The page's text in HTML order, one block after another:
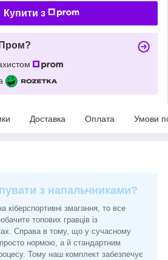
Купити з
Доставка Оплата Умови
з напальчниками?
кіберспортивні змагання, то все
топових гравців із
Справа в тому, що у сучасному
нормою, а й стандартним
Тому наш комплект забезпечує